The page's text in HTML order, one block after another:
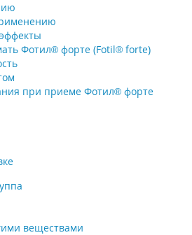
Фотил® форте (Fotil® forte)
при приеме Фотил® форте
веществами